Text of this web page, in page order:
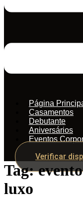
Página
Casamentos
Debutante
Aniversários
Eventos
Verificar
Tag:
luxo